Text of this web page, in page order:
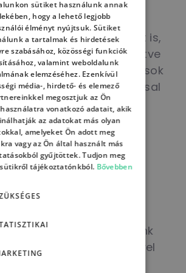
kiadott
és támogatjuk a
és Apple készülékeket is,
és Android Watch, illetve
is. Az alkalmazások
nem az átadással
folyamatos supportot
számára, és a
is optimalizáljuk
fejlesztés területén
éves tapasztalatunk és
projektjeink
hogy az általunk
alkalmazás segítségével
HUNGARIAN
sütiket használunk annak
hogy a lehető legjobb
élményt nyújtsuk. Sütiket
a tartalmak és hirdetések
szabásához, közösségi funkciók
valamint weboldalunk
elemzéséhez. Ezenkívül
média-, hirdető- és elemező
megosztjuk az Ön
vonatkozó adatait, akik
az adatokat más olyan
amelyeket Ön adott meg
vagy az Ön által használt más
gyűjtöttek. Tudjon meg
tájékoztatónkból. Bővebben